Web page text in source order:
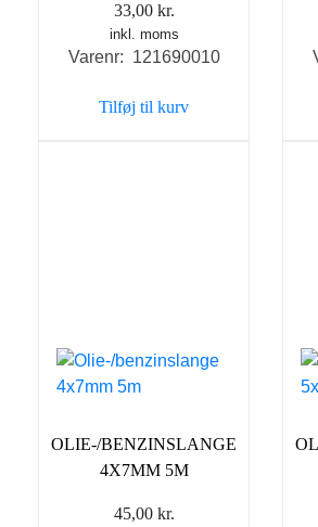
33,00 kr.
inkl. moms
Varenr: 121690010
Tilføj til kurv
OLIE-/BENZINSLANGE
4X7MM 5M
45,00 kr.